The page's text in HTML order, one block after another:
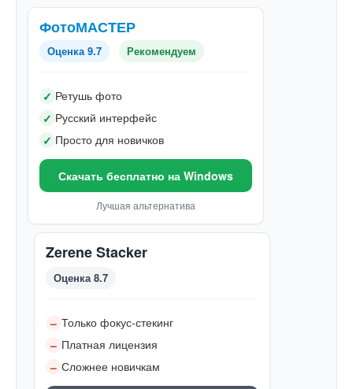
ФотоМАСТЕР
Оценка 9.7 Рекомендуем
✓ Ретушь фото
✓ Русский интерфейс
✓ Просто для новичков
Скачать бесплатно на Windows
Лучшая альтернатива
Zerene Stacker
Оценка 8.7
– Только фокус-стекинг
– Платная лицензия
– Сложнее новичкам